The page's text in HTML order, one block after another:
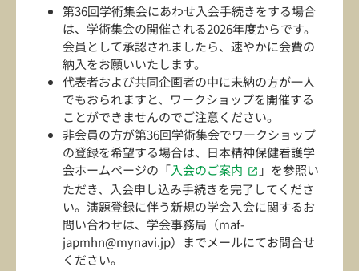
第36回学術集会にあわせ入会手続きをする場合
は、学術集会の開催される2026年度からです。
会員として承認されましたら、速やかに会費の
納入をお願いいたします。
代表者および共同企画者の中に未納の方が一人
でもおられますと、ワークショップを開催する
ことができませんのでご注意ください。
非会員の方が第36回学術集会でワークショップ
の登録を希望する場合は、日本精神保健看護学
会ホームページの「入会のご案内
」を参照い
ただき、入会申し込み手続きを完了してくださ
い。演題登録に伴う新規の学会入会に関するお
問い合わせは、学会事務局（maf-
japmhn@mynavi.jp）までメールにてお問合せ
ください。